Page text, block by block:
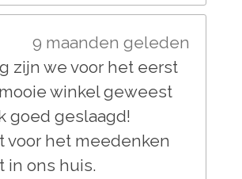
9 maanden geleden
zijn we voor het eerst
winkel geweest
goed geslaagd!
voor het meedenken
in ons huis.